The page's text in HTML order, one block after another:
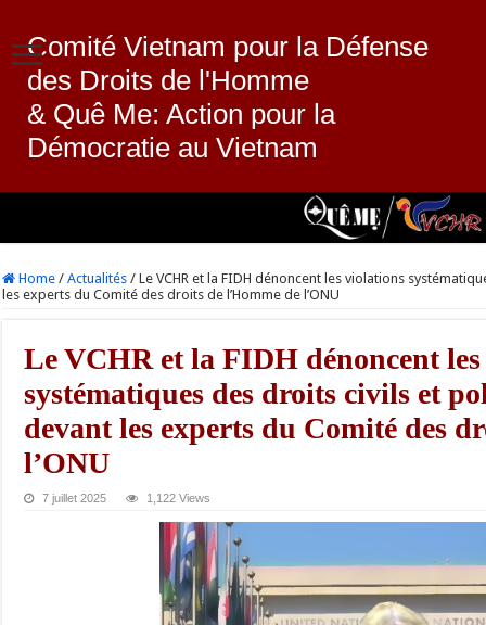
Comité Vietnam pour la Défense
des Droits de l'Homme
& Quê Me: Action pour la
Démocratie au Vietnam
Home / Actualités / Le VCHR et la FIDH dénoncent les violations
les experts du Comité des droits de l’Homme de l’ONU
Le VCHR et la FIDH dénoncent
systématiques des droits civils et
devant les experts du Comité des
l’ONU
7 juillet 2025 1,122 Views